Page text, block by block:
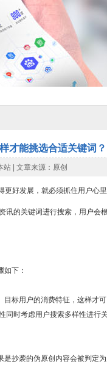
才能挑选合适关键词？
| 文章来源：原创
好发展，就必须抓住用户心里
讯的关键词进行搜索，用户会
下：
标用户的消费特征，这样才
同时考虑用户搜索多样性进行
抄袭的伪原创内容会被判定